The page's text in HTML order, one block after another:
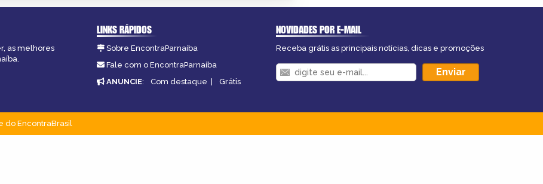
as melhores
LINKS RÁPIDOS
Sobre EncontraParnaíba
Fale com o EncontraParnaíba
ANUNCIE: Com destaque | Grátis
NOVIDADES POR E-MAIL
Receba grátis as principais notícias, dicas e promoções
do EncontraBrasil